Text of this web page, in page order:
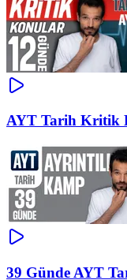
AYT Tarih Kritik
39 Günde AYT